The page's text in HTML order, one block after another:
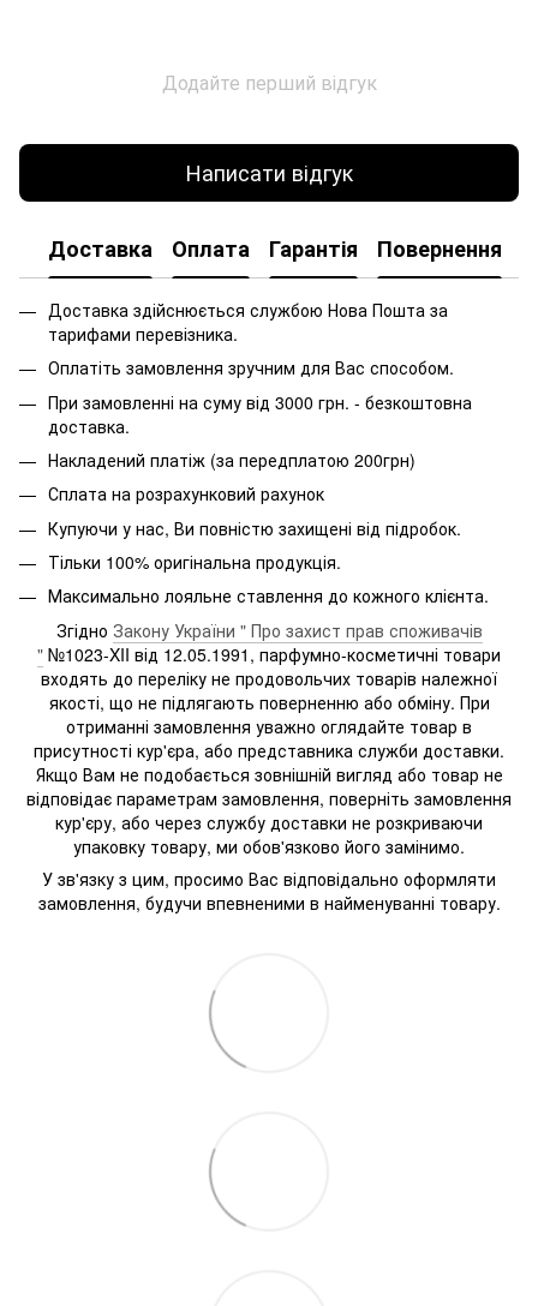
Додайте перший відгук
Написати відгук
Доставка Оплата Гарантія Повернення
Доставка здійснюється службою Нова Пошта за
тарифами перевізника.
Оплатіть замовлення зручним для Вас способом.
При замовленні на суму від 3000 грн. - безкоштовна
доставка.
Накладений платіж (за передплатою 200грн)
Сплата на розрахунковий рахунок
Купуючи у нас, Ви повністю захищені від підробок.
Тільки 100% оригінальна продукція.
Максимально лояльне ставлення до кожного клієнта.
Згідно Закону України " Про захист прав споживачів
" №1023-XII від 12.05.1991, парфумно-косметичні товари
входять до переліку не продовольчих товарів належної
якості, що не підлягають поверненню або обміну. При
отриманні замовлення уважно оглядайте товар в
присутності кур'єра, або представника служби доставки.
Якщо Вам не подобається зовнішній вигляд або товар не
відповідає параметрам замовлення, поверніть замовлення
кур'єру, або через службу доставки не розкриваючи
упаковку товару, ми обов'язково його замінимо.
У зв'язку з цим, просимо Вас відповідально оформляти
замовлення, будучи впевненими в найменуванні товару.